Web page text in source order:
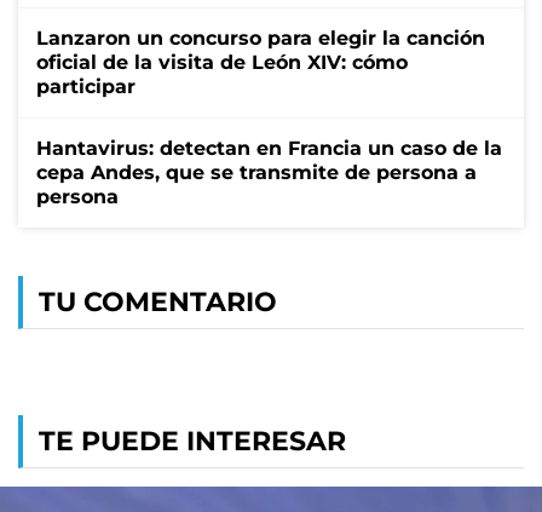
Lanzaron un concurso para elegir la canción
oficial de la visita de León XIV: cómo
participar
Hantavirus: detectan en Francia un caso de la
cepa Andes, que se transmite de persona a
persona
TU COMENTARIO
TE PUEDE INTERESAR